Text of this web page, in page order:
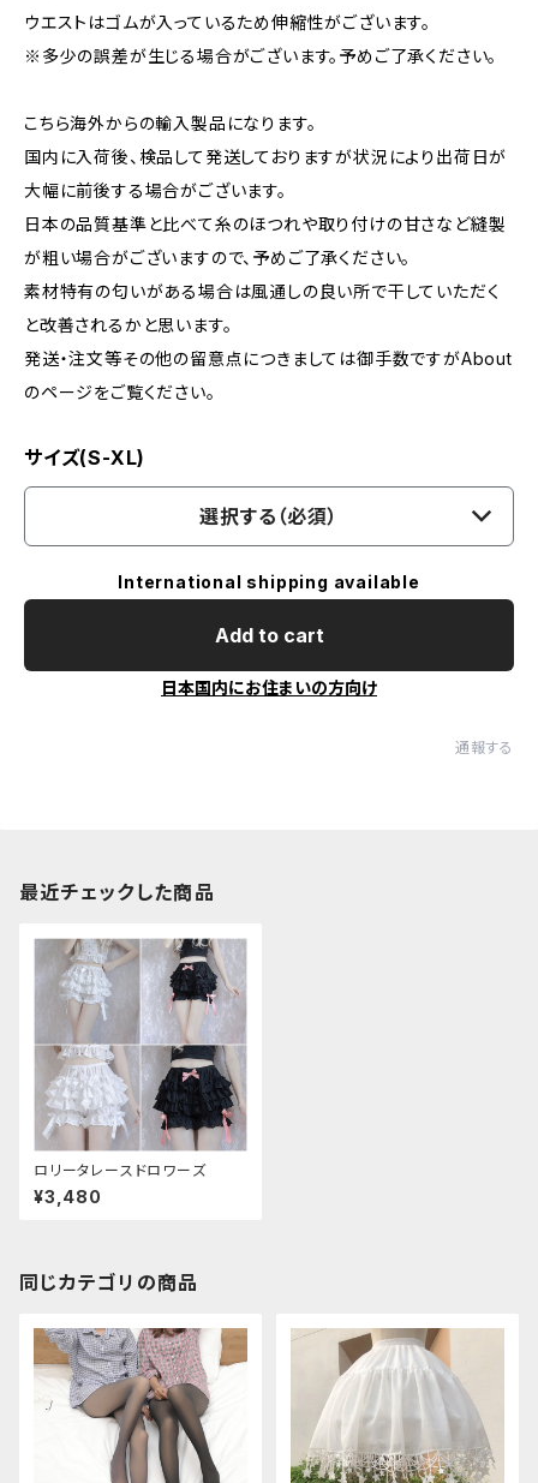
ウエストはゴムが入っているため伸縮性がございます。
※多少の誤差が生じる場合がございます。予めご了承ください。
こちら海外からの輸入製品になります。
国内に入荷後、検品して発送しておりますが状況により出荷日が
大幅に前後する場合がございます。
日本の品質基準と比べて糸のほつれや取り付けの甘さなど縫製
が粗い場合がございますので、予めご了承ください。
素材特有の匂いがある場合は風通しの良い所で干していただく
と改善されるかと思います。
発送・注文等その他の留意点につきましては御手数ですがAbout
のページをご覧ください。
サイズ(S-XL)
選択する（必須）
International shipping available
Add to cart
日本国内にお住まいの方向け
通報する
最近チェックした商品
ロリータレースドロワーズ
¥3,480
同じカテゴリの商品